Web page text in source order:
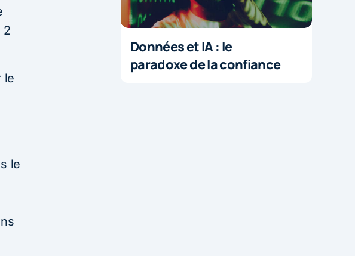
2
le
le
Données et IA : le
paradoxe de la confiance